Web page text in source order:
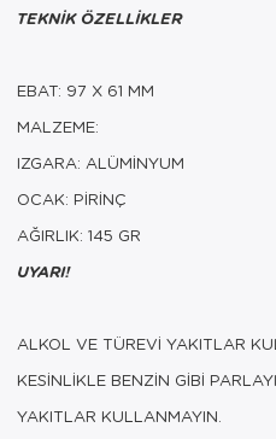
TEKNİK ÖZELLİKLER
EBAT: 97 X 61 MM
MALZEME:
IZGARA: ALÜMİNYUM
OCAK: PİRİNÇ
AĞIRLIK: 145 GR
UYARI!
ALKOL VE TÜREVİ YAKITLAR
KESİNLİKLE BENZİN GİBİ
YAKITLAR KULLANMAYIN.